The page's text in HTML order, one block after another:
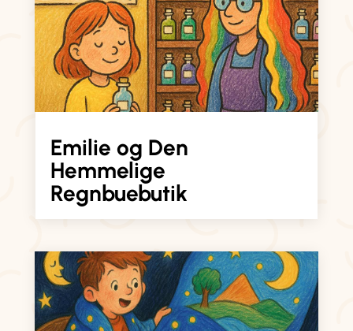
Emilie og Den
Hemmelige
Regnbuebutik